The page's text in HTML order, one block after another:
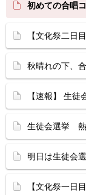
初めての合唱
【文化祭二
秋晴れの下、
【速報】 生
生徒会選挙 熱
明日は生徒
【文化祭一